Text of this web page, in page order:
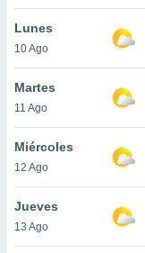
de
cookies
aceptar
Lunes
10 Ago
Martes
11 Ago
Miércoles
12 Ago
Jueves
13 Ago